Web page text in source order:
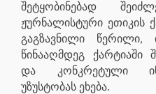
შეტყობინებად
ჟურნალისტური ეთიკის
გაგზავნილი
წინააღმდეგ ქარტიაში
და კონკრეტული
უზუსტობას ეხება.